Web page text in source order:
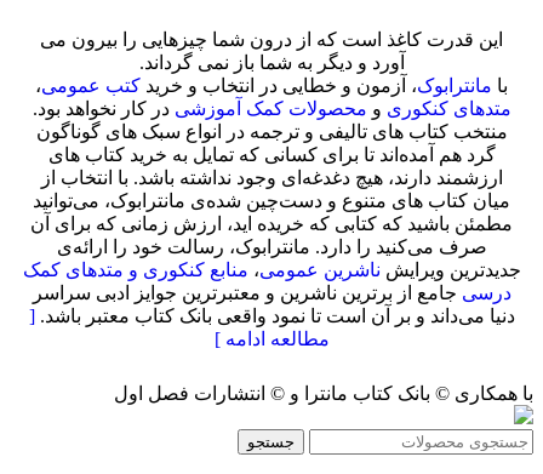
این قدرت کاغذ است که از درون شما چیزهایی را بیرون می
آورد و دیگر به شما باز نمی گرداند.
با مانترابوک، آزمون و خطایی در انتخاب و خرید کتب عمومی،
متدهای کنکوری و محصولات کمک آموزشی در کار نخواهد بود.
منتخب کتاب‌ های تالیفی و ترجمه در انواع سبک های گوناگون
گرد هم آمده‌اند تا برای کسانی که تمایل به خرید کتاب های
ارزشمند دارند، هیچ دغدغه‌ای وجود نداشته باشد. با انتخاب از
میان کتاب های متنوع و دست‌چین شده‌ی مانترابوک، می‌توانید
مطمئن باشید که کتابی که خریده اید، ارزش زمانی که برای آن
صرف می‌کنید را دارد. مانترابوک، رسالت خود را ارائه‌ی
جدیدترین ویرایش ناشرین عمومی، منابع کنکوری و متدهای کمک
درسی جامع از برترین ناشرین و معتبرترین جوایز ادبی سراسر
دنیا می‌داند و بر آن است تا نمود واقعی بانک کتاب معتبر باشد. [
مطالعه ادامه ]
با همکاری © بانک کتاب مانترا و © انتشارات فصل اول
جستجو